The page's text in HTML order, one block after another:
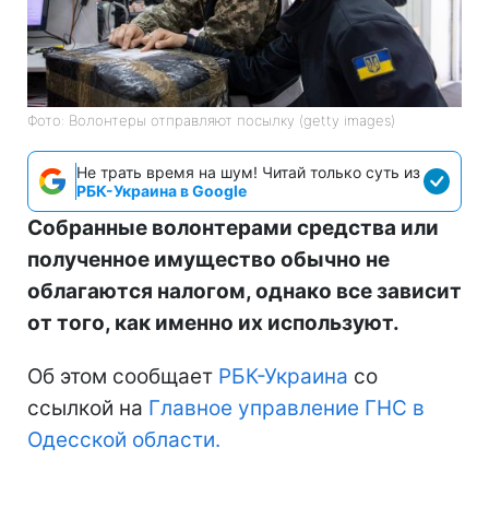
Фото: Волонтеры отправляют посылку (getty images)
Не трать время на шум! Читай только суть из
РБК-Украина в Google
Собранные волонтерами средства или
полученное имущество обычно не
облагаются налогом, однако все зависит
от того, как именно их используют.
Об этом сообщает РБК-Украина со
ссылкой на Главное управление ГНС в
Одесской области.